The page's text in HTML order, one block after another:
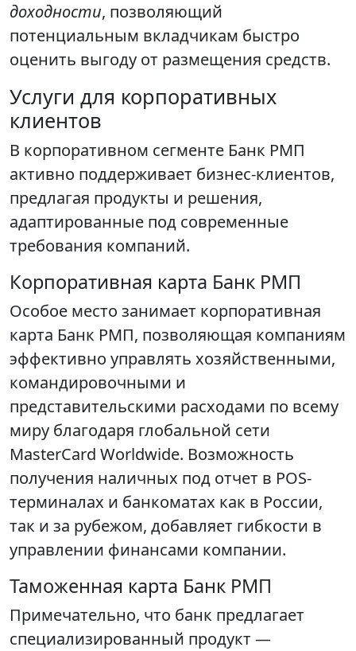
доходности, позволяющий
потенциальным вкладчикам быстро
оценить выгоду от размещения средств.
Услуги для корпоративных
клиентов
В корпоративном сегменте Банк РМП
активно поддерживает бизнес-клиентов,
предлагая продукты и решения,
адаптированные под современные
требования компаний.
Корпоративная карта Банк РМП
Особое место занимает корпоративная
карта Банк РМП, позволяющая компаниям
эффективно управлять хозяйственными,
командировочными и
представительскими расходами по всему
миру благодаря глобальной сети
MasterCard Worldwide. Возможность
получения наличных под отчет в POS-
терминалах и банкоматах как в России,
так и за рубежом, добавляет гибкости в
управлении финансами компании.
Таможенная карта Банк РМП
Примечательно, что банк предлагает
специализированный продукт —